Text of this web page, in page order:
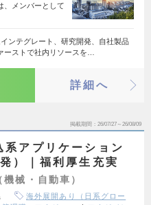
、メンバーとして
ンテグレート、研究開発、自社製品
ーストで社内リソースを…
詳細へ
掲載期間 26/07/27～26/08/09
系アプリケーション
）｜福利厚生充実
械・自動車）
海外展開あり（日系グロー